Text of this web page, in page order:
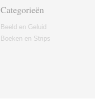
Categorieën
Beeld en Geluid
Boeken en Strips